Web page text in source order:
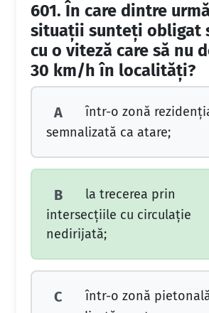
601. În care dintre
situaţii sunteţi obligat
cu o viteză care să nu
30 km/h în localităţi?
A
într-o zonă
semnalizată ca atare;
B
la trecerea prin
intersecţiile cu circulaţie
nedirijată;
C
într-o zonă